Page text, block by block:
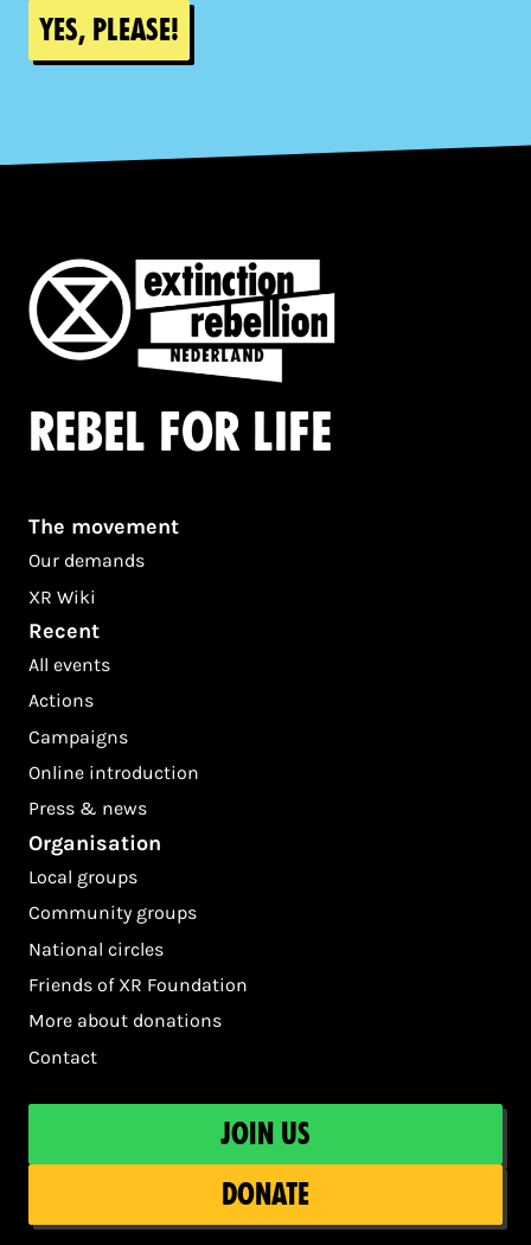
Yes, please!
Rebel for life
The movement
Our demands
XR Wiki
Recent
All events
Actions
Campaigns
Online introduction
Press & news
Organisation
Local groups
Community groups
National circles
Friends of XR Foundation
More about donations
Contact
Join us
Donate